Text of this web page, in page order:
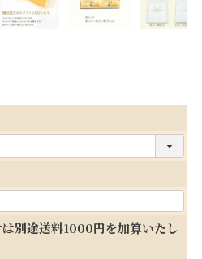
別途送料1000円を加算いたし